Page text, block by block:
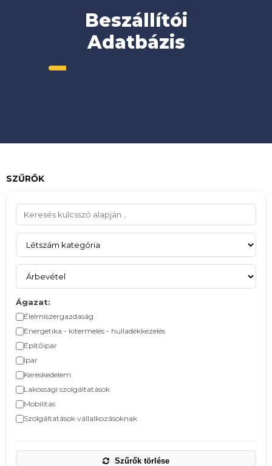
Beszállítói
Adatbázis
SZŰRŐK
Ágazat:
Élelmiszergazdaság
Energetika - kitermelés - hulladékkezelés
Építőipar
Ipar
Kereskedelem
Lakossági szolgáltatások
Mobilitás
Szolgáltatások vállalkozásoknak
Szűrők törlése